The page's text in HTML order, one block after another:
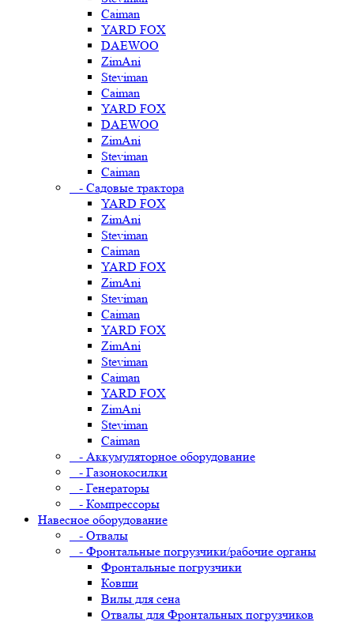
Caiman
YARD FOX
DAEWOO
ZimAni
Steviman
Caiman
YARD FOX
DAEWOO
ZimAni
Steviman
Caiman
- Садовые трактора
YARD FOX
ZimAni
Steviman
Caiman
YARD FOX
ZimAni
Steviman
Caiman
YARD FOX
ZimAni
Steviman
Caiman
YARD FOX
ZimAni
Steviman
Caiman
- Аккумуляторное оборудование
- Газонокосилки
- Генераторы
- Компрессоры
Навесное оборудование
- Отвалы
- Фронтальные погрузчики/рабочие органы
Фронтальные погрузчики
Ковши
Вилы для сена
Отвалы для Фронтальных погрузчиков